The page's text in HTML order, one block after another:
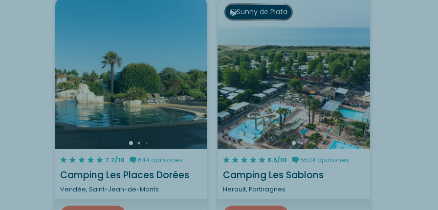
7.7/10 644 opiniones
Camping Les Places Dorées
Vendée, Saint-Jean-de-Monts
Sunny de Plata
8.5/10 5534 opiniones
Camping Les Sablons
Herault, Portiragnes